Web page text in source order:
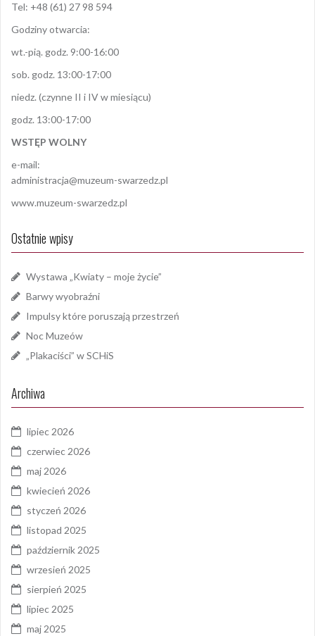
Tel: +48 (61) 27 98 594
Godziny otwarcia:
wt.-pią. godz. 9:00-16:00
sob. godz. 13:00-17:00
niedz. (czynne II i IV w miesiącu)
godz. 13:00-17:00
WSTĘP WOLNY
e-mail:
administracja@muzeum-swarzedz.pl
www.muzeum-swarzedz.pl
Ostatnie wpisy
Wystawa „Kwiaty – moje życie”
Barwy wyobraźni
Impulsy które poruszają przestrzeń
Noc Muzeów
„Plakaciści” w SCHiS
Archiwa
lipiec 2026
czerwiec 2026
maj 2026
kwiecień 2026
styczeń 2026
listopad 2025
październik 2025
wrzesień 2025
sierpień 2025
lipiec 2025
maj 2025